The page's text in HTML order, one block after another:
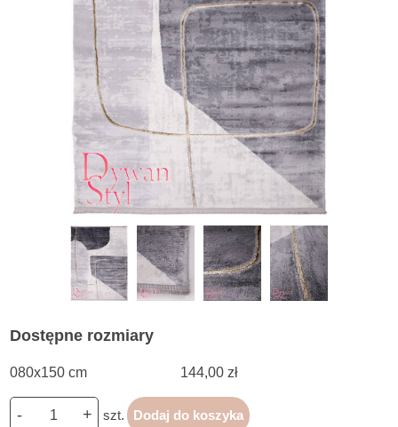
Dostępne rozmiary
080x150 cm 144,00 zł
- + szt. Dodaj do koszyka